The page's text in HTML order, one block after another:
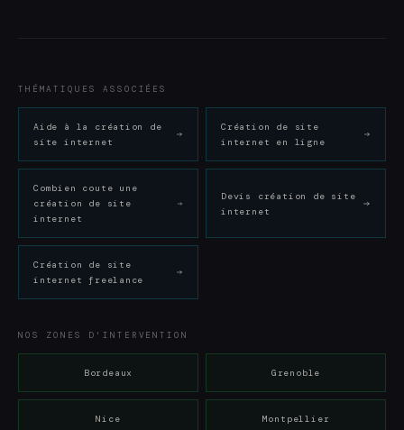
THÉMATIQUES ASSOCIÉES
Aide à la création de
site internet
Création de site
internet en ligne
Combien coute une
création de site
internet
Devis création de site
internet
Création de site
internet freelance
NOS ZONES D'INTERVENTION
Bordeaux Grenoble
Nice Montpellier